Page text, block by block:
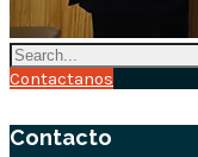
Contactanos
Contacto